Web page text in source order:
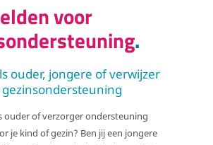
voor
ouder, jongere of verwijzer
ouder of verzorger ondersteuning
je kind of gezin? Ben jij een jongere